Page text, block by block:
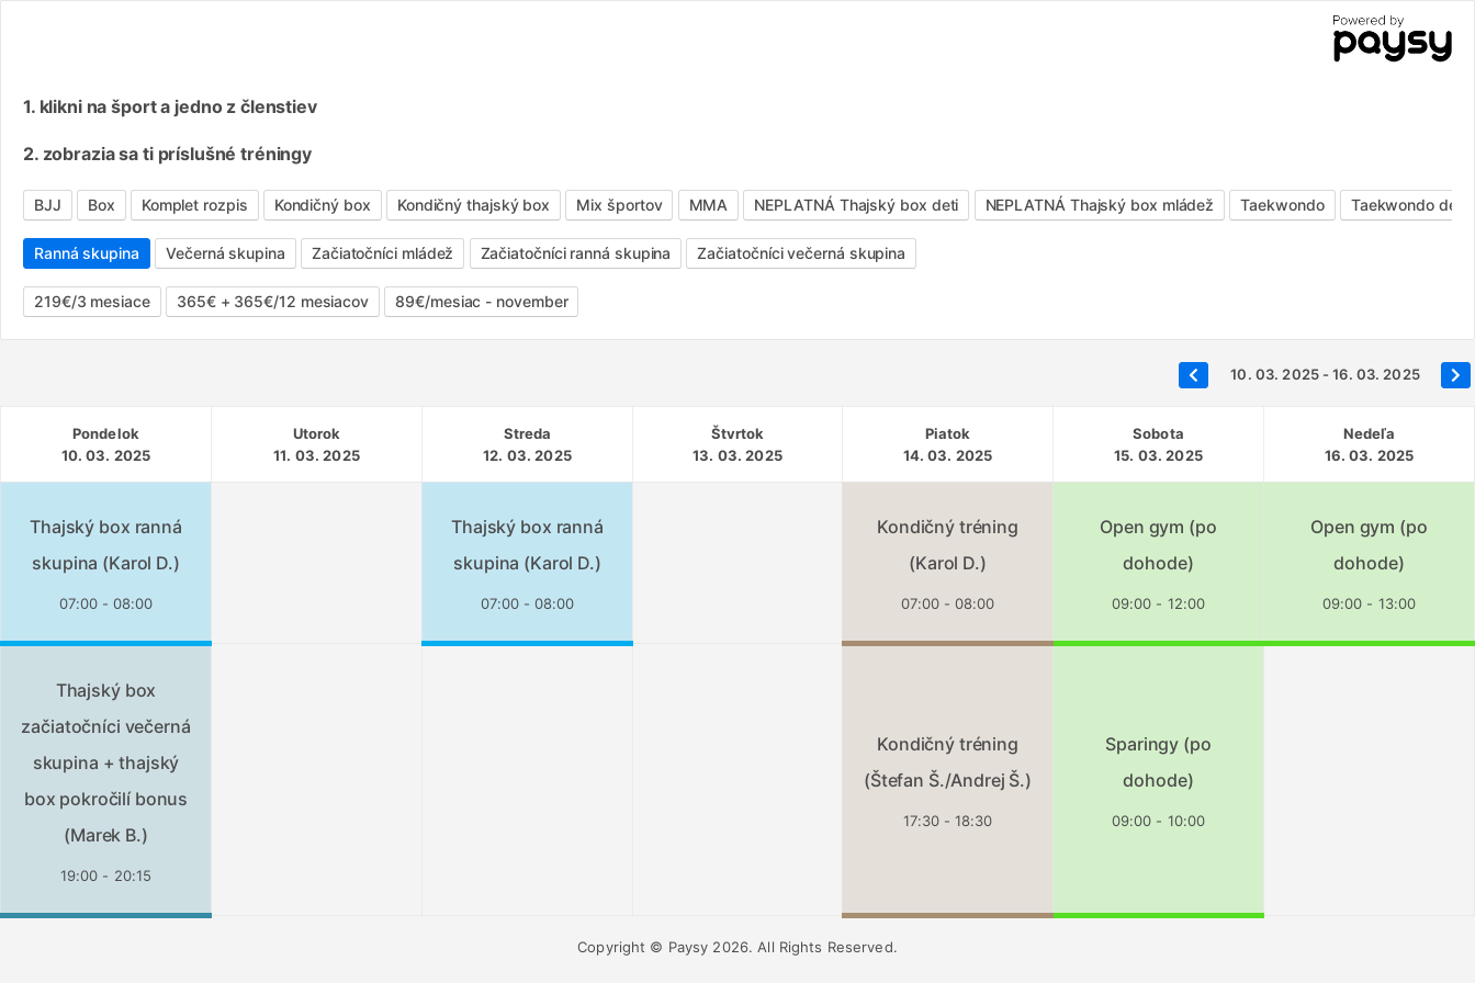
1. klikni na šport a jedno z členstiev
2. zobrazia sa ti príslušné tréningy
BJJ Box Komplet rozpis Kondičný box Kondičný thajský box Mix športov MMA NEPLATNÁ Thajský box deti NEPLATNÁ Thajský box mládež Taekwondo Taekwondo deti
Ranná skupina Večerná skupina Začiatočníci mládež Začiatočníci ranná skupina Začiatočníci večerná skupina
219€/3 mesiace 365€ + 365€/12 mesiacov 89€/mesiac - november
10. 03. 2025 - 16. 03. 2025
Pondelok
10. 03. 2025
Utorok
11. 03. 2025
Streda
12. 03. 2025
Štvrtok
13. 03. 2025
Piatok
14. 03. 2025
Sobota
15. 03. 2025
Nedeľa
16. 03. 2025
Thajský box ranná
skupina (Karol D.)
07:00 - 08:00
Thajský box ranná
skupina (Karol D.)
07:00 - 08:00
Kondičný tréning
(Karol D.)
07:00 - 08:00
Open gym (po
dohode)
09:00 - 12:00
Open gym (po
dohode)
09:00 - 13:00
Thajský box
začiatočníci večerná
skupina + thajský
box pokročilí bonus
(Marek B.)
19:00 - 20:15
Kondičný tréning
(Štefan Š./Andrej Š.)
17:30 - 18:30
Sparingy (po
dohode)
09:00 - 10:00
Copyright © Paysy 2026. All Rights Reserved.